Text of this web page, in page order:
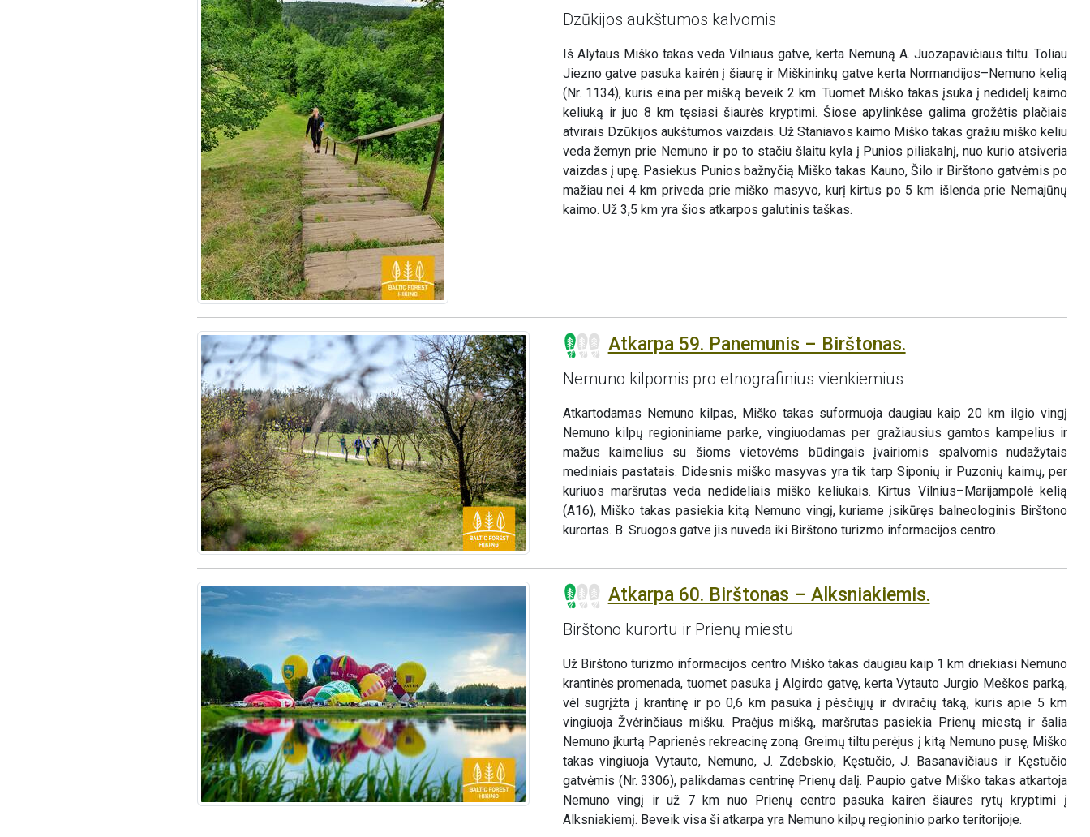
Dzūkijos aukštumos kalvomis
Iš Alytaus Miško takas veda Vilniaus gatve, kerta Nemuną A. Juozapavičiaus tiltu. Toliau
Jiezno gatve pasuka kairėn į šiaurę ir Miškininkų gatve kerta Normandijos–Nemuno kelią
(Nr. 1134), kuris eina per mišką beveik 2 km. Tuomet Miško takas įsuka į nedidelį kaimo
keliuką ir juo 8 km tęsiasi šiaurės kryptimi. Šiose apylinkėse galima grožėtis plačiais
atvirais Dzūkijos aukštumos vaizdais. Už Staniavos kaimo Miško takas gražiu miško keliu
veda žemyn prie Nemuno ir po to stačiu šlaitu kyla į Punios piliakalnį, nuo kurio atsiveria
vaizdas į upę. Pasiekus Punios bažnyčią Miško takas Kauno, Šilo ir Birštono gatvėmis po
mažiau nei 4 km priveda prie miško masyvo, kurį kirtus po 5 km išlenda prie Nemajūnų
kaimo. Už 3,5 km yra šios atkarpos galutinis taškas.
Atkarpa 59. Panemunis – Birštonas.
Nemuno kilpomis pro etnografinius vienkiemius
Atkartodamas Nemuno kilpas, Miško takas suformuoja daugiau kaip 20 km ilgio vingį
Nemuno kilpų regioniniame parke, vingiuodamas per gražiausius gamtos kampelius ir
mažus kaimelius su šioms vietovėms būdingais įvairiomis spalvomis nudažytais
mediniais pastatais. Didesnis miško masyvas yra tik tarp Siponių ir Puzonių kaimų, per
kuriuos maršrutas veda nedideliais miško keliukais. Kirtus Vilnius–Marijampolė kelią
(A16), Miško takas pasiekia kitą Nemuno vingį, kuriame įsikūręs balneologinis Birštono
kurortas. B. Sruogos gatve jis nuveda iki Birštono turizmo informacijos centro.
Atkarpa 60. Birštonas – Alksniakiemis.
Birštono kurortu ir Prienų miestu
Už Birštono turizmo informacijos centro Miško takas daugiau kaip 1 km driekiasi Nemuno
krantinės promenada, tuomet pasuka į Algirdo gatvę, kerta Vytauto Jurgio Meškos parką,
vėl sugrįžta į krantinę ir po 0,6 km pasuka į pėsčiųjų ir dviračių taką, kuris apie 5 km
vingiuoja Žvėrinčiaus mišku. Praėjus mišką, maršrutas pasiekia Prienų miestą ir šalia
Nemuno įkurtą Paprienės rekreacinę zoną. Greimų tiltu perėjus į kitą Nemuno pusę, Miško
takas vingiuoja Vytauto, Nemuno, J. Zdebskio, Kęstučio, J. Basanavičiaus ir Kęstučio
gatvėmis (Nr. 3306), palikdamas centrinę Prienų dalį. Paupio gatve Miško takas atkartoja
Nemuno vingį ir už 7 km nuo Prienų centro pasuka kairėn šiaurės rytų kryptimi į
Alksniakiemį. Beveik visa ši atkarpa yra Nemuno kilpų regioninio parko teritorijoje.